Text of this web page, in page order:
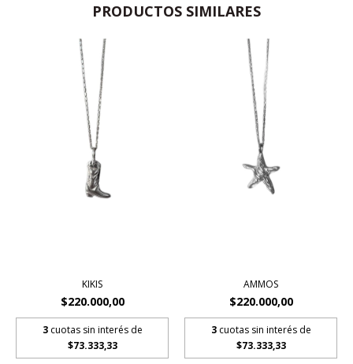
PRODUCTOS SIMILARES
KIKIS
$220.000,00
3 cuotas sin interés de
$73.333,33
AMMOS
$220.000,00
3 cuotas sin interés de
$73.333,33